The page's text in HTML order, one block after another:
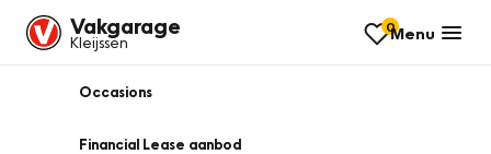
Vakgarage
Kleijssen
0Menu
Occasions
Financial Lease aanbod